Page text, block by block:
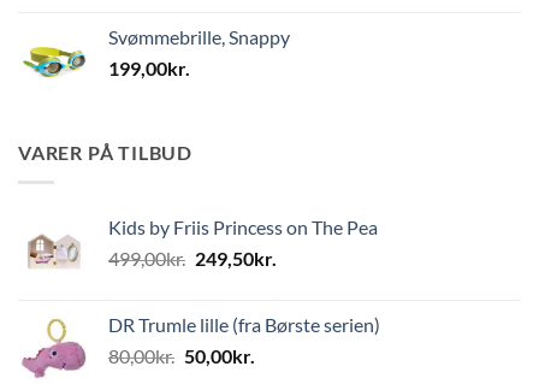
Svømmebrille, Snappy
199,00kr.
VARER PÅ TILBUD
Kids by Friis Princess on The Pea
499,00kr. Den
var:
499,00kr..
249,50kr.
er:
DR Trumle lille (fra Børste serien)
80,00kr. Den
50,00kr.